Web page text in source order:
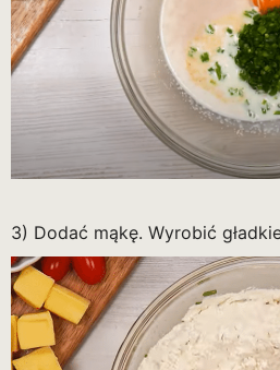
3) Dodać mąkę. Wyrobić